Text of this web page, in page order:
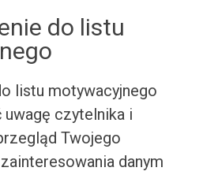
do listu
listu motywacyjnego
czytelnika i
Twojego
danym